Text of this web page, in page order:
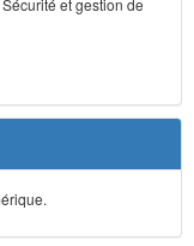
et gestion de